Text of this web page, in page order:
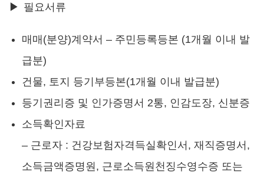
▶ 필요서류
매매(분양)계약서 – 주민등록등본 (1개월 이내 발
급분)
건물, 토지 등기부등본(1개월 이내 발급분)
등기권리증 및 인가증명서 2통, 인감도장, 신분증
소득확인자료
– 근로자 : 건강보험자격득실확인서, 재직증명서,
소득금액증명원, 근로소득원천징수영수증 또는